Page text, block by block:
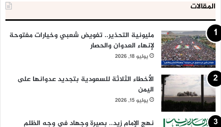
المقالات
مليونية التحذير.. تفويض شعبي وخيارات مفتوحة
لإنهاء العدوان والحصار
يوليو 18, 2026
الأخطاء الثلاثة للسعودية بتجديد عدوانها على
اليمن
يوليو 15, 2026
نهج الإمام زيد.. بصيرة وجهاد في وجه الظلم